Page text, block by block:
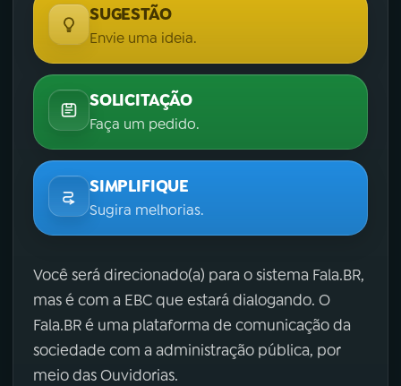
SUGESTÃO
Envie uma ideia.
SOLICITAÇÃO
Faça um pedido.
SIMPLIFIQUE
Sugira melhorias.
Você será direcionado(a) para o sistema Fala.BR,
mas é com a EBC que estará dialogando. O
Fala.BR é uma plataforma de comunicação da
sociedade com a administração pública, por
meio das Ouvidorias.